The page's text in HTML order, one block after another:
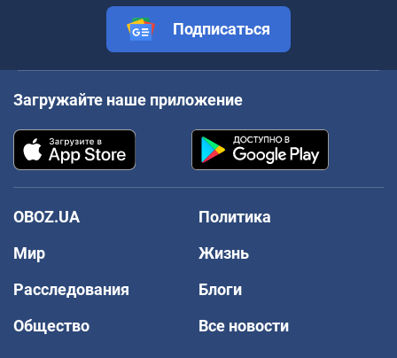
Подписаться
Загружайте наше приложение
OBOZ.UA
Политика
Мир
Жизнь
Расследования
Блоги
Общество
Все новости